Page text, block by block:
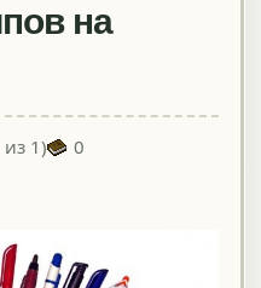
на
из 1) 0